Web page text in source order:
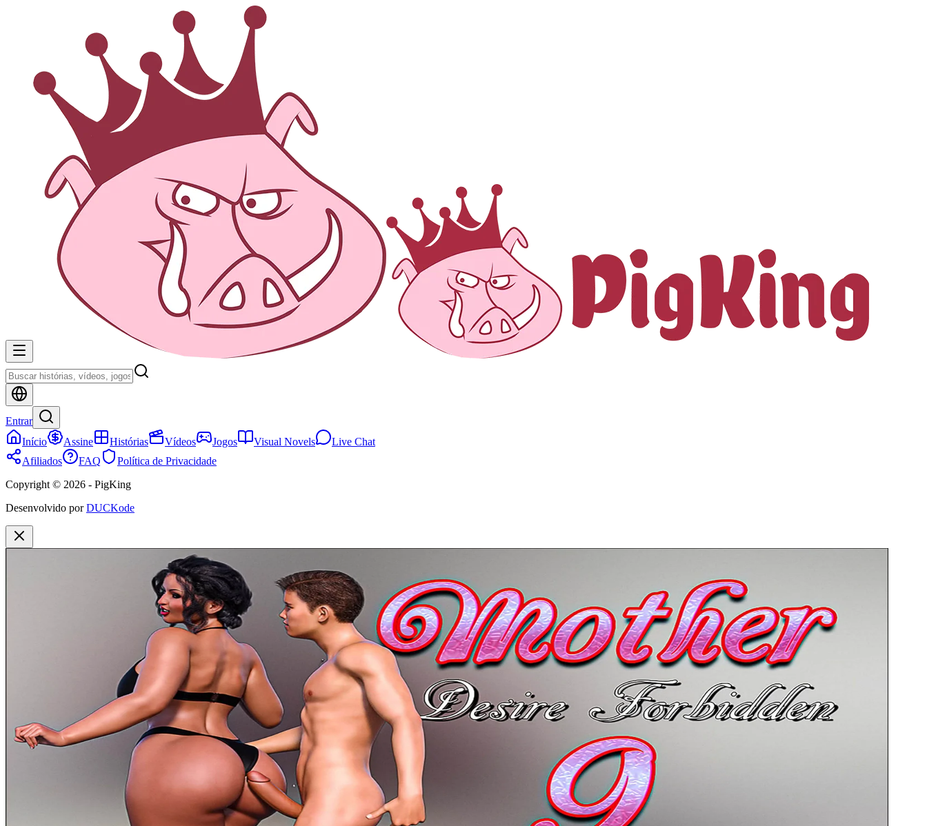
Entrar
Início
Assine Histórias Vídeos Jogos Visual Novels
Live Chat
Afiliados
FAQ
Política de Privacidade
Copyright © 2026 - PigKing
Desenvolvido por DUCKode